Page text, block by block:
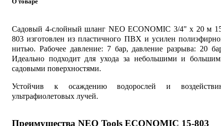
Садовый 4-слойный шланг NEO ECONOMIC 3/4" x 20 м
803 изготовлен из пластичного ПВХ и усилен
нитью. Рабочее давление: 7 бар, давление разрыва: 20
Идеально подходит для ухода за небольшими и
садовыми поверхностями.
Устойчив к осаждению водорослей и
ультрафиолетовых лучей.
Преимущества NEO Tools ECONOMIC 15-803